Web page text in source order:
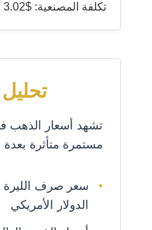
تكلفة المصنعية: $3.02
تشهد أسعار الذهب
مستمرة متأثرة
سعر صرف الليرة
الدولار الأمريكي